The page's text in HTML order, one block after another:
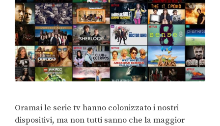
Oramai le serie tv hanno colonizzato i nostri
dispositivi, ma non tutti sanno che la maggior